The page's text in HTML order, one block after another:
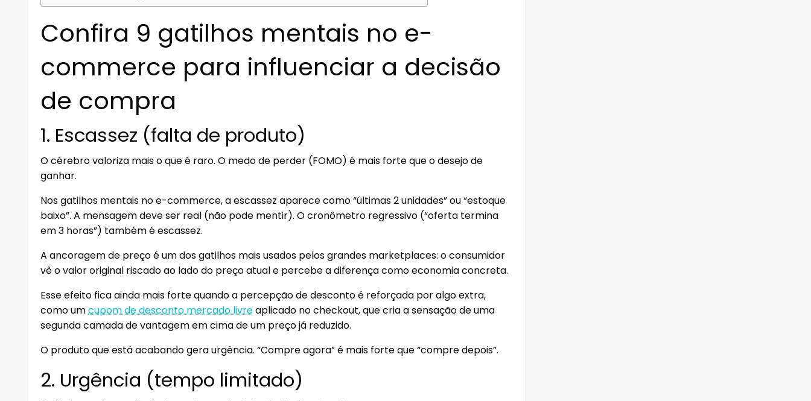
Confira 9 gatilhos mentais no e-
commerce para influenciar a decisão
de compra
1. Escassez (falta de produto)
O cérebro valoriza mais o que é raro. O medo de perder (FOMO) é mais forte que o desejo de
ganhar.
Nos gatilhos mentais no e-commerce, a escassez aparece como “últimas 2 unidades” ou “estoque
baixo”. A mensagem deve ser real (não pode mentir). O cronômetro regressivo (“oferta termina
em 3 horas”) também é escassez.
A ancoragem de preço é um dos gatilhos mais usados pelos grandes marketplaces: o consumidor
vê o valor original riscado ao lado do preço atual e percebe a diferença como economia concreta.
Esse efeito fica ainda mais forte quando a percepção de desconto é reforçada por algo extra,
como umcupom de desconto mercado livreaplicado no checkout, que cria a sensação de uma
segunda camada de vantagem em cima de um preço já reduzido.
O produto que está acabando gera urgência. “Compre agora” é mais forte que “compre depois”.
2. Urgência (tempo limitado)